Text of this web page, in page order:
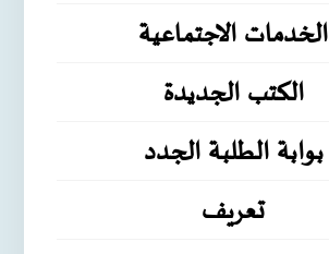
الخدمات الاجتماعية
الكتب الجديدة
بوابة الطلبة الجدد
تعريف